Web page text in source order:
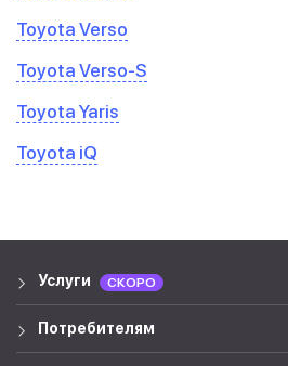
Toyota Verso
Toyota Verso-S
Toyota Yaris
Toyota iQ
Услуги СКОРО
Потребителям